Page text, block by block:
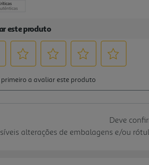
Deve
alterações de embalagens e/ou